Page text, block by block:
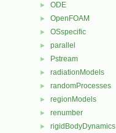
► ODE
► OpenFOAM
► OSspecific
► parallel
► Pstream
► radiationModels
► randomProcesses
► regionModels
► renumber
► rigidBodyDynamics